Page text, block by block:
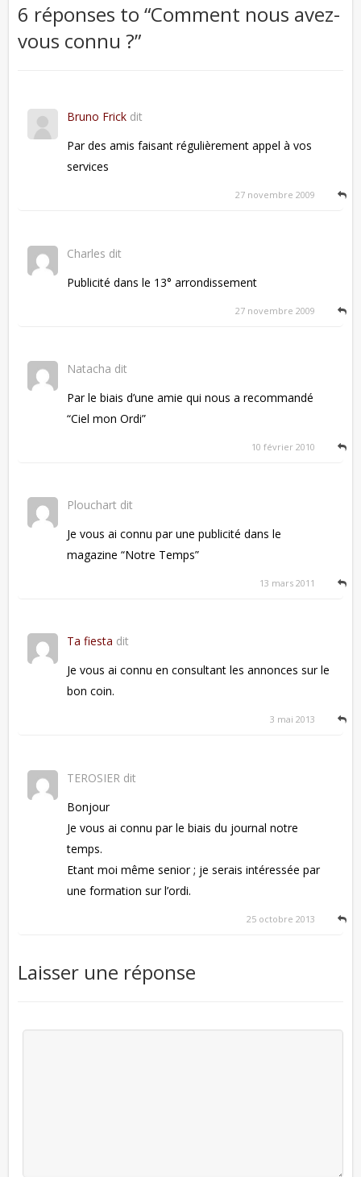
6 réponses to “Comment nous avez-
vous connu ?”
Bruno Frick dit
Par des amis faisant régulièrement appel à vos
services
27 novembre 2009
Charles dit
Publicité dans le 13° arrondissement
27 novembre 2009
Natacha dit
Par le biais d’une amie qui nous a recommandé
“Ciel mon Ordi”
10 février 2010
Plouchart dit
Je vous ai connu par une publicité dans le
magazine “Notre Temps”
13 mars 2011
Ta fiesta dit
Je vous ai connu en consultant les annonces sur le
bon coin.
3 mai 2013
TEROSIER dit
Bonjour
Je vous ai connu par le biais du journal notre
temps.
Etant moi même senior ; je serais intéressée par
une formation sur l’ordi.
25 octobre 2013
Laisser une réponse